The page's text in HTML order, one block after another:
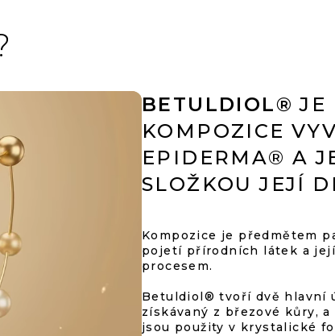
BETULDIOL® JE
KOMPOZICE
EPIDERMA® A
SLOŽKOU JEJÍ
Kompozice je předmětem
pojetí přírodních látek a
procesem.
Betuldiol® tvoří dvě hlavní
získávaný z březové kůry,
jsou použity v krystalické